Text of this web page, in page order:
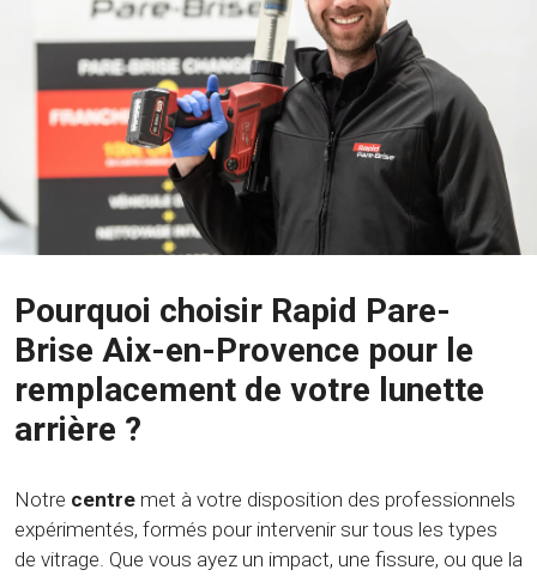
Pourquoi choisir Rapid Pare-
Brise Aix-en-Provence pour le
remplacement de votre lunette
arrière ?
Notre centre met à votre disposition des professionnels
expérimentés, formés pour intervenir sur tous les types
de vitrage. Que vous ayez un impact, une fissure, ou que la